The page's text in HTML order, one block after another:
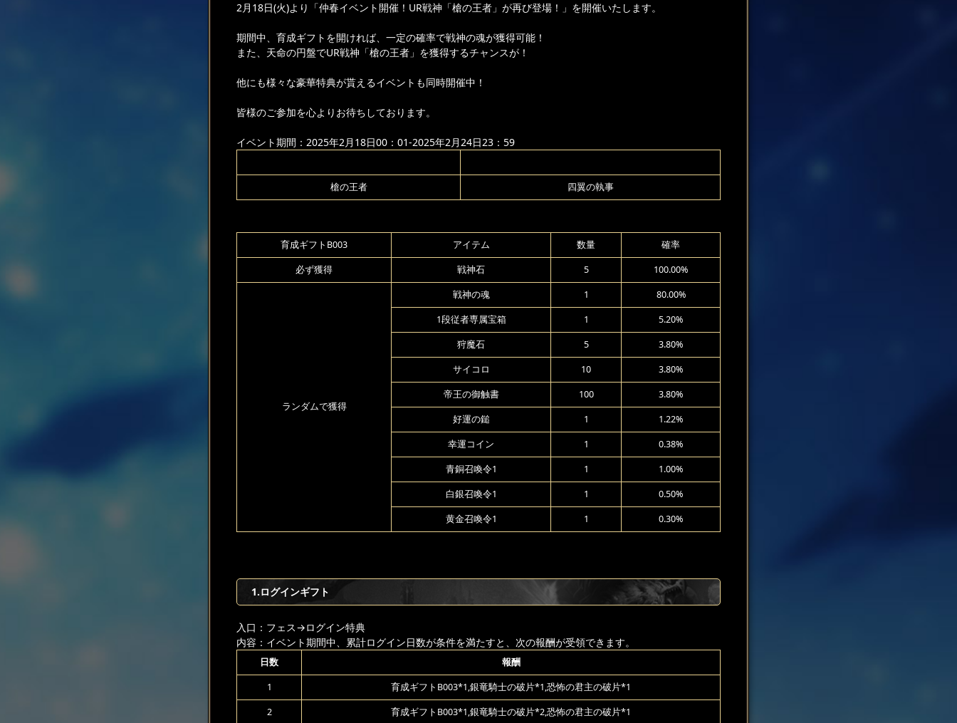
2月18日(火)より「仲春イベント開催！UR戦神「槍の王者」が再び登場！」を開催いたします。
期間中、育成ギフトを開ければ、一定の確率で戦神の魂が獲得可能！
また、天命の円盤でUR戦神「槍の王者」を獲得するチャンスが！
他にも様々な豪華特典が貰えるイベントも同時開催中！
皆様のご参加を心よりお待ちしております。
イベント期間：2025年2月18日00：01-2025年2月24日23：59
槍の王者 四翼の執事
育成ギフトB003 アイテム 数量 確率
必ず獲得 戦神石 5 100.00%
ランダムで獲得
戦神の魂 1 80.00%
1段従者専属宝箱 1 5.20%
狩魔石 5 3.80%
サイコロ 10 3.80%
帝王の御触書 100 3.80%
好運の鎚 1 1.22%
幸運コイン 1 0.38%
青銅召喚令1 1 1.00%
白銀召喚令1 1 0.50%
黄金召喚令1 1 0.30%
1.ログインギフト
入口：フェス→ログイン特典
内容：イベント期間中、累計ログイン日数が条件を満たすと、次の報酬が受領できます。
日数 報酬
1 育成ギフトB003*1,銀竜騎士の破片*1,恐怖の君主の破片*1
2 育成ギフトB003*1,銀竜騎士の破片*2,恐怖の君主の破片*1